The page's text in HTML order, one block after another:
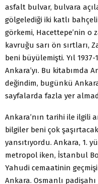
asfalt bulvar, bulvara
gölgelediği iki katlı
görkemi, Hacettepe’nin o
kavruğu sarı ön sırtları,
beni büyülemişti. Yıl
Ankara’yı. Bu kitabımda
değindim, bugünkü
sayfalarda fazla yer
Ankara’nın tarihi ile ilgili
bilgiler beni çok
yansıtıyordu. Ankara, 1.
metropol iken, İstanbul
Yahudi cemaatinin
Ankara. Osmanlı